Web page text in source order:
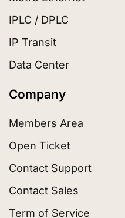
IPLC / DPLC
IP Transit
Data Center
Company
Members Area
Open Ticket
Contact Support
Contact Sales
Term of Service